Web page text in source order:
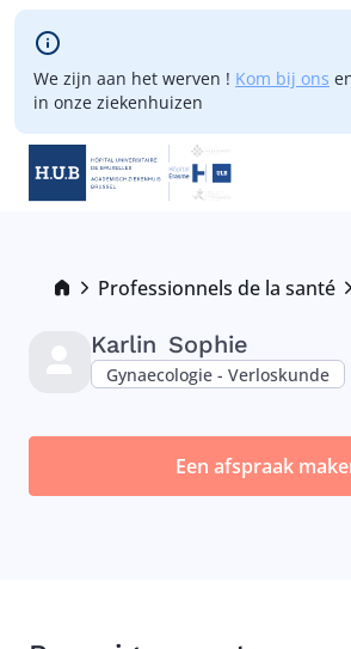
Skip to main content
We zijn aan het werven ! Kom bij ons
in onze ziekenhuizen
Breadcrumb
Professionnels de la santé
Karlin Sophie
Gynaecologie - Verloskunde
Een afspraak